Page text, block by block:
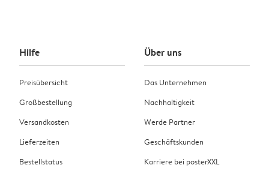
Hilfe
Preisübersicht
Großbestellung
Versandkosten
Lieferzeiten
Bestellstatus
Über uns
Das Unternehmen
Nachhaltigkeit
Werde Partner
Geschäftskunden
Karriere bei posterXXL